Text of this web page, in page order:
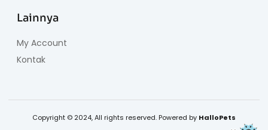
Lainnya
My Account
Kontak
Copyright © 2024, All rights reserved. Powered by HalloPets